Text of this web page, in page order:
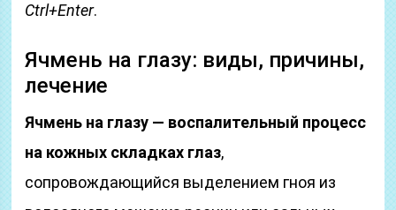
Ctrl+Enter.
Ячмень на глазу: виды, причины,
лечение
Ячмень на глазу — воспалительный процесс
на кожных складках глаз,
сопровождающийся выделением гноя из